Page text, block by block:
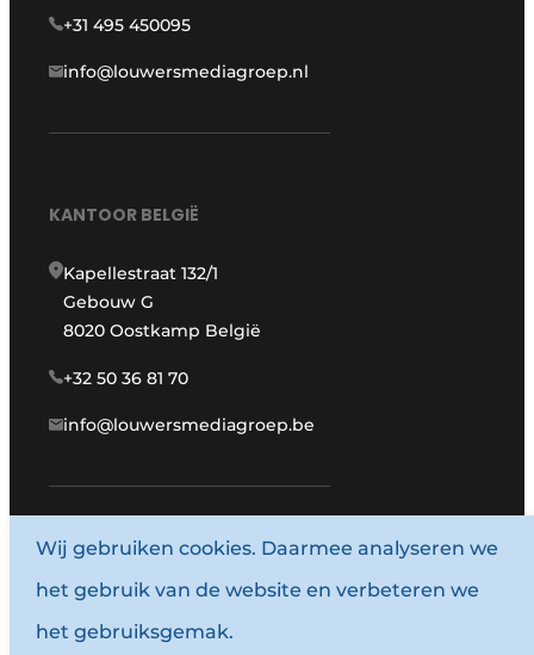
+31 495 450095
info@louwersmediagroep.nl
KANTOOR BELGIË
Kapellestraat 132/1
Gebouw G
8020 Oostkamp België
+32 50 36 81 70
info@louwersmediagroep.be
www.louwersmediagroep.com
© 1987 - 2026 Louwersmediagroep.
Algemene voorwaarden
Wij gebruiken cookies. Daarmee analyseren we
het gebruik van de website en verbeteren we
het gebruiksgemak.